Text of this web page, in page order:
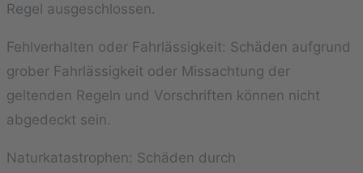
Regel ausgeschlossen.
Fehlverhalten oder Fahrlässigkeit: Schäden aufgrund
grober Fahrlässigkeit oder Missachtung der
geltenden Regeln und Vorschriften können nicht
abgedeckt sein.
Naturkatastrophen: Schäden durch